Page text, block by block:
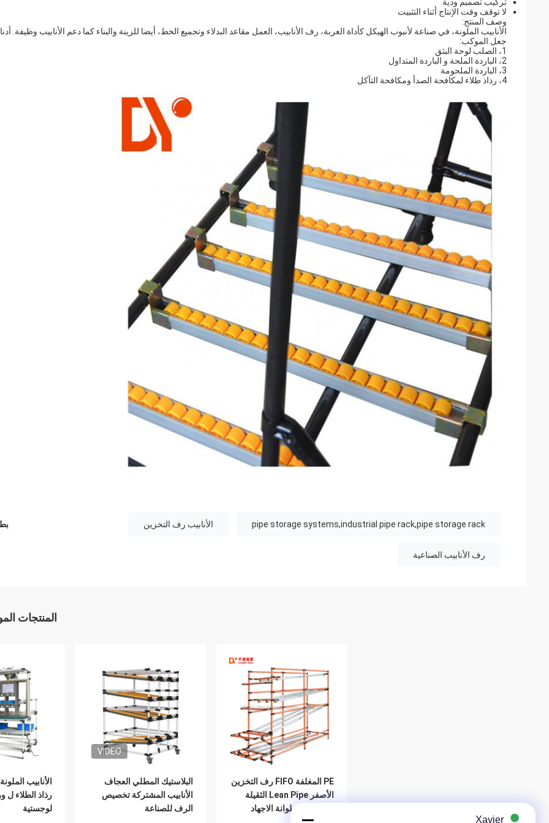
لا توقف وقت الإنتاج أثناء التثبيت
وصف المنتج:
الأنابيب الملونة، في صناعة لأنبوب الهيكل كأداة العربة، رف الأنابيب، العمل مقاعد البدلاء وتجميع الخط، أيضا للزينة والبناء كما دعم الأنابيب وظيفة.
جعل الموكب:
1، الصلب لوحة البثق
2، الباردة الملحة و الباردة المتداول
3، الباردة الملحومة
4، رذاذ طلاء لمكافحة الصدأ ومكافحة التآكل
pipe storage systems,industrial pipe rack,pipe storage rack الأنابيب رف التخزين
رف الأنابيب الصناعية
المنتجات
الأنابيب
رذاذ الطلاء
لوجستية
VIDEO
البلاستيك المطلي العجاف
الأنابيب المشتركة تخصيص
الرف للصناعة
PE المغلفة FIFO رف التخزين
الأصفر Lean Pipe الثقيلة
البليت الأسطوانة الاجهاد
Xavier